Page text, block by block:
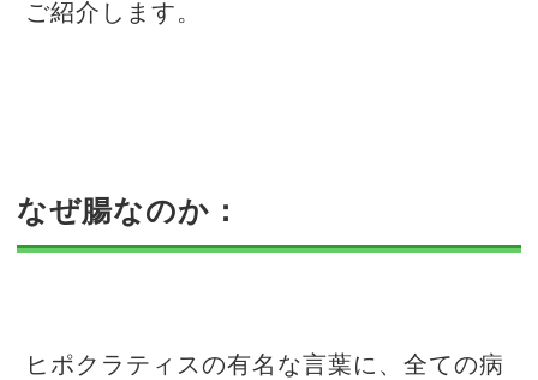
ご紹介します。
なぜ腸なのか：
ヒポクラティスの有名な言葉に、全ての病